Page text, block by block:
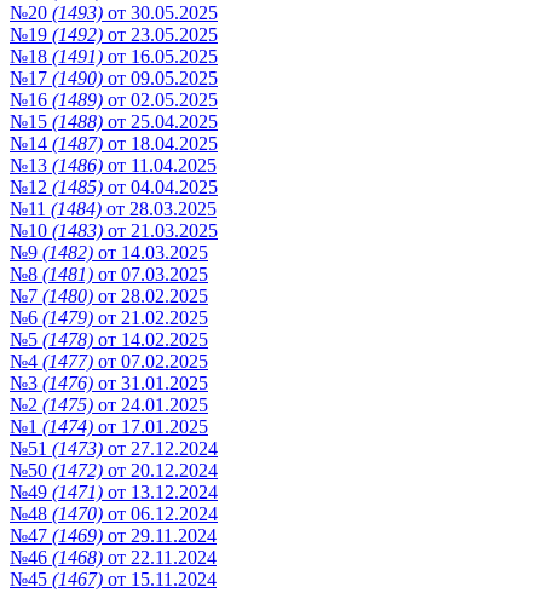
№20 (1493) от 30.05.2025
№19 (1492) от 23.05.2025
№18 (1491) от 16.05.2025
№17 (1490) от 09.05.2025
№16 (1489) от 02.05.2025
№15 (1488) от 25.04.2025
№14 (1487) от 18.04.2025
№13 (1486) от 11.04.2025
№12 (1485) от 04.04.2025
№11 (1484) от 28.03.2025
№10 (1483) от 21.03.2025
№9 (1482) от 14.03.2025
№8 (1481) от 07.03.2025
№7 (1480) от 28.02.2025
№6 (1479) от 21.02.2025
№5 (1478) от 14.02.2025
№4 (1477) от 07.02.2025
№3 (1476) от 31.01.2025
№2 (1475) от 24.01.2025
№1 (1474) от 17.01.2025
№51 (1473) от 27.12.2024
№50 (1472) от 20.12.2024
№49 (1471) от 13.12.2024
№48 (1470) от 06.12.2024
№47 (1469) от 29.11.2024
№46 (1468) от 22.11.2024
№45 (1467) от 15.11.2024